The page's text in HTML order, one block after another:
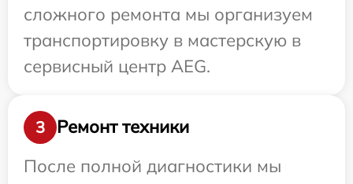
сложного ремонта мы организуем
транспортировку в мастерскую в
сервисный центр AEG.
3
Ремонт техники
После полной диагностики мы